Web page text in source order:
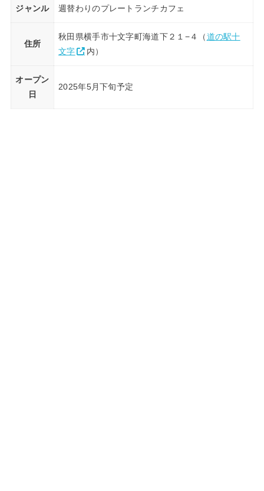
ジャンル 週替わりのプレートランチカフェ
住所
秋田県横手市十文字町海道下２１−４（道の駅十
文字
内）
オープン
日
2025年5月下旬予定